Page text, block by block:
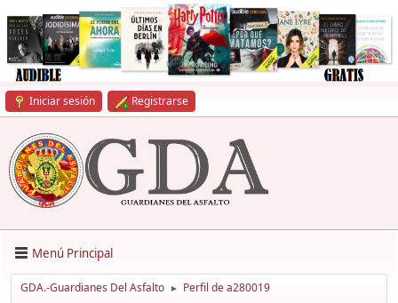
Iniciar sesión Registrarse
Menú Principal
GDA.-Guardianes Del Asfalto ► Perfil de a280019